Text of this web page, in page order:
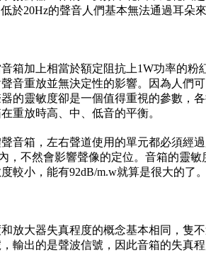
20Hz的聲音人們基本無法通過耳朵來感
箱加上相當於額定阻抗上1W功率的粉紅
聲音重放並無決定性的影響。因為人
器的靈敏度卻是一個值得重視的參數，
放時高、中、低音的平衡。
音箱，左右聲道使用的單元都必須經
，不然會影響聲像的定位。音箱
小，能有92dB/m.w就算是很大的了
放大器失真程度的概念基本相同，隻
，輸出的是聲波信號，因此音箱的失